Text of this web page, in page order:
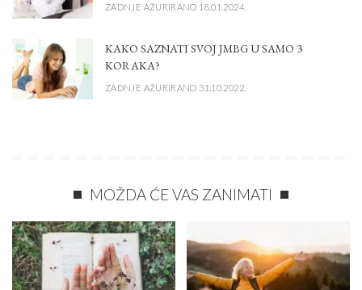
ZADNJE AŽURIRANO 18.01.2024.
KAKO SAZNATI SVOJ JMBG U SAMO 3
KORAKA?
ZADNJE AŽURIRANO 31.10.2022.
MOŽDA ĆE VAS ZANIMATI